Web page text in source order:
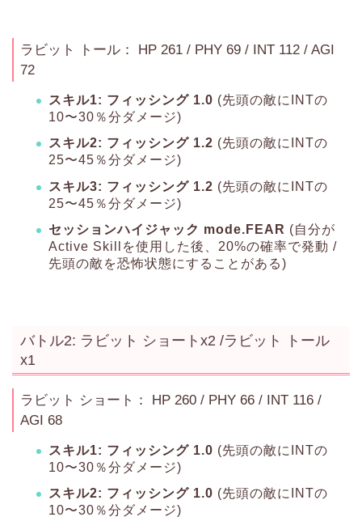
ラビット トール： HP 261 / PHY 69 / INT 112 / AGI
72
スキル1: フィッシング 1.0 (先頭の敵にINTの
10〜30％分ダメージ)
スキル2: フィッシング 1.2 (先頭の敵にINTの
25〜45％分ダメージ)
スキル3: フィッシング 1.2 (先頭の敵にINTの
25〜45％分ダメージ)
セッションハイジャック mode.FEAR (自分が
Active Skillを使用した後、20%の確率で発動 /
先頭の敵を恐怖状態にすることがある)
バトル2: ラビット ショートx2 /ラビット トール
x1
ラビット ショート： HP 260 / PHY 66 / INT 116 /
AGI 68
スキル1: フィッシング 1.0 (先頭の敵にINTの
10〜30％分ダメージ)
スキル2: フィッシング 1.0 (先頭の敵にINTの
10〜30％分ダメージ)